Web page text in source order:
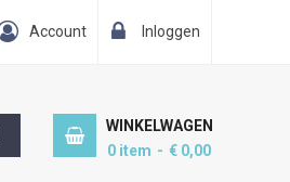
Account Inloggen
WINKELWAGEN
0 item € 0,00